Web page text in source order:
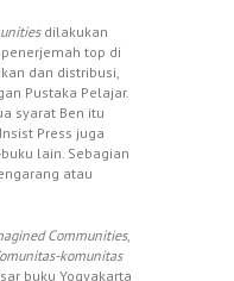
dilakukan
top di
dan distribusi,
Pustaka Pelajar.
syarat Ben itu
Press juga
lain. Sebagian
atau
Communities,
komunitas
buku Yogyakarta